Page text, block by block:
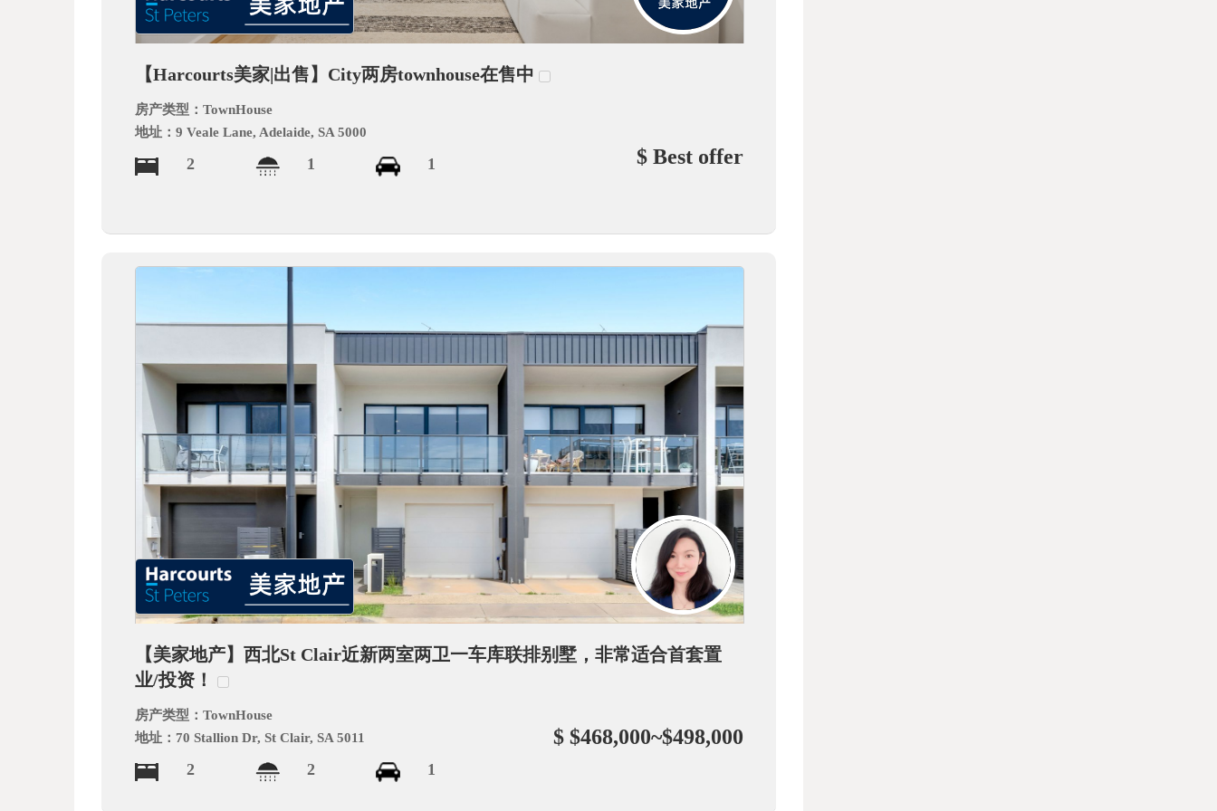
【Harcourts美家|出售】City两房townhouse在售中
房产类型：TownHouse
地址：9 Veale Lane, Adelaide, SA 5000
2 1 1 $ Best offer
【美家地产】西北St Clair近新两室两卫一车库联排别墅，非常适合首套置
业/投资！
房产类型：TownHouse
地址： 70 Stallion Dr, St Clair, SA 5011
2 2 1
$ $468,000~$498,000